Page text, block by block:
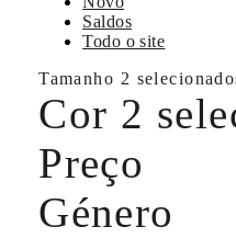
Saldos
Todo o site
Tamanho 2
Cor 2
Preço
Género